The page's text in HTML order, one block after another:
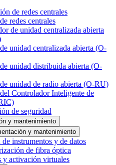
de redes centrales
redes centrales
de unidad centralizada abierta
unidad centralizada abierta (O-
unidad distribuida abierta (O-
unidad de radio abierta (O-RU)
Controlador Inteligente de
de seguridad
y mantenimiento
y mantenimiento
de instrumentos y de datos
de fibra óptica
y activación virtuales